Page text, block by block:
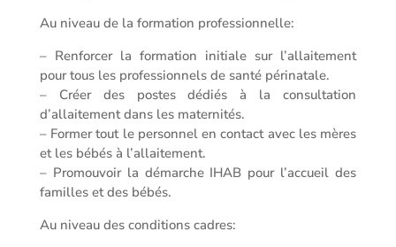
Au niveau de la formation professionnelle:
– Renforcer la formation initiale sur l’allaitement
pour tous les professionnels de santé périnatale.
– Créer des postes dédiés à la consultation
d’allaitement dans les maternités.
– Former tout le personnel en contact avec les mères
et les bébés à l’allaitement.
– Promouvoir la démarche IHAB pour l’accueil des
familles et des bébés.
Au niveau des conditions cadres: